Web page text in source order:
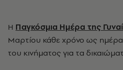
Η Παγκόσμια Ημέρα της
Μαρτίου κάθε χρόνο ως
του κινήματος για τα